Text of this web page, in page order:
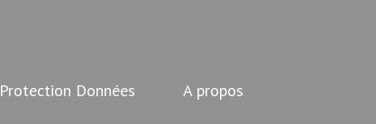
Protection Données A propos